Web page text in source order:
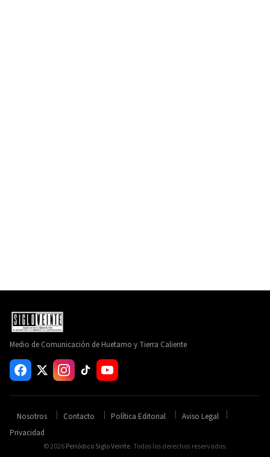
Medio de Comunicación de Huetamo y Tierra Caliente
Nosotros Contacto Política Editorial
Aviso Legal
Privacidad
© 2026Periódico Siglo Veinte. Todos los derechos reservados.